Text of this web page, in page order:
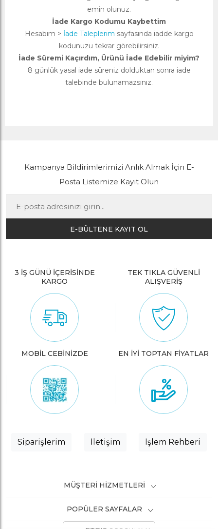
emin olunuz.
İade Kargo Kodumu Kaybettim
Hesabım > İade Taleplerim sayfasında iadde kargo
kodunuzu tekrar görebilirsiniz.
İade Süremi Kaçırdım, Ürünü İade Edebilir miyim?
8 günlük yasal iade süreniz dolduktan sonra iade
talebinde bulunamazsınız.
Kampanya Bildirimlerimizi Anlık Almak İçin E-
Posta Listemize Kayıt Olun
E-BÜLTENE KAYIT OL
3 İŞ GÜNÜ İÇERİSİNDE
KARGO
TEK TIKLA GÜVENLİ
ALIŞVERİŞ
MOBİL CEBİNİZDE EN İYİ TOPTAN FİYATLAR
Siparişlerim İletişim İşlem Rehberi
MÜŞTERI HIZMETLERI
POPÜLER SAYFALAR